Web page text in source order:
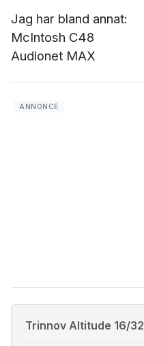
Jag har bland annat:
McIntosh C48
Audionet MAX
Trinnov Altitude 16/32